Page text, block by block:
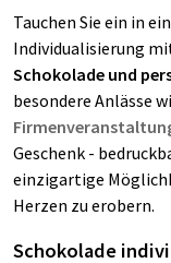
Tauchen Sie ein in
Individualisierung
Schokolade und
besondere Anlässe
Geschenk -
einzigartige
Herzen zu erobern.
Schokolade